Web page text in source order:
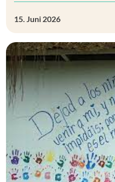
15. Juni 2026